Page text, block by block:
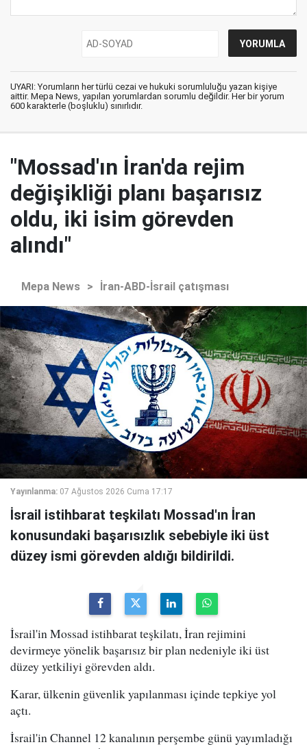
UYARI: Yorumların her türlü cezai ve hukuki sorumluluğu yazan kişiye
aittir. Mepa News, yapılan yorumlardan sorumlu değildir. Her bir yorum
600 karakterle (boşluklu) sınırlıdır.
"Mossad'ın İran'da rejim
değişikliği planı başarısız
oldu, iki isim görevden
alındı"
Mepa News > İran-ABD-İsrail çatışması
Yayınlanma: 07 Ağustos 2026 Cuma 17:17
İsrail istihbarat teşkilatı Mossad'ın İran
konusundaki başarısızlık sebebiyle iki üst
düzey ismi görevden aldığı bildirildi.
İsrail'in Mossad istihbarat teşkilatı, İran rejimini
devirmeye yönelik başarısız bir plan nedeniyle iki üst
düzey yetkiliyi görevden aldı.
Karar, ülkenin güvenlik yapılanması içinde tepkiye yol
açtı.
İsrail'in Channel 12 kanalının perşembe günü yayımladığı